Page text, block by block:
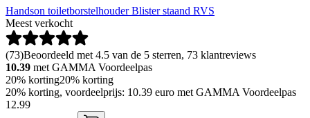
Handson toiletborstelhouder Blister staand RVS
Meest verkocht
(73)Beoordeeld met 4.5 van de 5 sterren, 73 klantreviews
10.39 met GAMMA Voordeelpas
20% korting20% korting
20% korting, voordeelprijs: 10.39 euro met GAMMA Voordeelpas
12.99